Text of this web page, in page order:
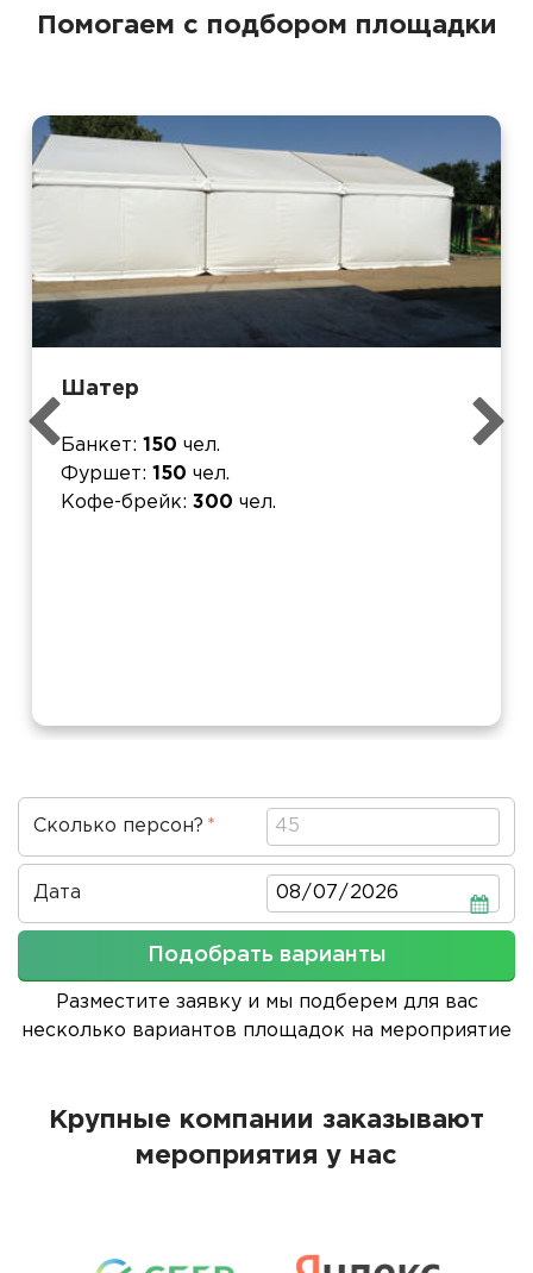
Помогаем с подбором площадки
Шатер
Банкет 150 чел.
Фуршет
150 чел.
Кофе-брейк
300 чел.
Сколько персон?
Дата Дата
Подобрать варианты
Разместите заявку и мы подберем для вас
несколько вариантов площадок на мероприятие
Крупные компании заказывают
мероприятия у нас